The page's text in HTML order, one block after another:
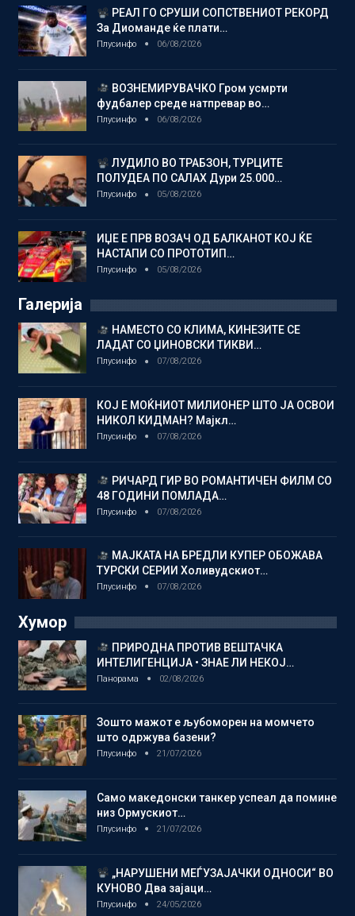
РЕАЛ ГО СРУШИ СОПСТВЕНИОТ РЕКОРД
За Диоманде ќе плати…
Плусинфо 06/08/2026
ВОЗНЕМИРУВАЧКО Гром усмрти
фудбалер среде натпревар во…
Плусинфо 06/08/2026
ЛУДИЛО ВО ТРАБЗОН, ТУРЦИТЕ
ПОЛУДЕА ПО САЛАХ Дури 25.000…
Плусинфо 05/08/2026
ИЏЕ Е ПРВ ВОЗАЧ ОД БАЛКАНОТ КОЈ ЌЕ
НАСТАПИ СО ПРОТОТИП…
Плусинфо 05/08/2026
Галерија
НАМЕСТО СО КЛИМА, КИНЕЗИТЕ СЕ
ЛАДАТ СО ЏИНОВСКИ ТИКВИ…
Плусинфо 07/08/2026
КОЈ Е МОЌНИОТ МИЛИОНЕР ШТО ЈА ОСВОИ
НИКОЛ КИДМАН? Мајкл…
Плусинфо 07/08/2026
РИЧАРД ГИР ВО РОМАНТИЧЕН ФИЛМ СО
48 ГОДИНИ ПОМЛАДА…
Плусинфо 07/08/2026
МАЈКАТА НА БРЕДЛИ КУПЕР ОБОЖАВА
ТУРСКИ СЕРИИ Холивудскиот…
Плусинфо 07/08/2026
Хумор
ПРИРОДНА ПРОТИВ ВЕШТАЧКА
ИНТЕЛИГЕНЦИЈА • ЗНАЕ ЛИ НЕКОЈ…
Панорама 02/08/2026
Зошто мажот е љубоморен на момчето
што одржува базени?
Плусинфо 21/07/2026
Само македонски танкер успеал да помине
низ Ормускиот…
Плусинфо 21/07/2026
„НАРУШЕНИ МЕЃУЗАЈАЧКИ ОДНОСИ“ ВО
КУНОВО Два зајаци…
Плусинфо 24/05/2026